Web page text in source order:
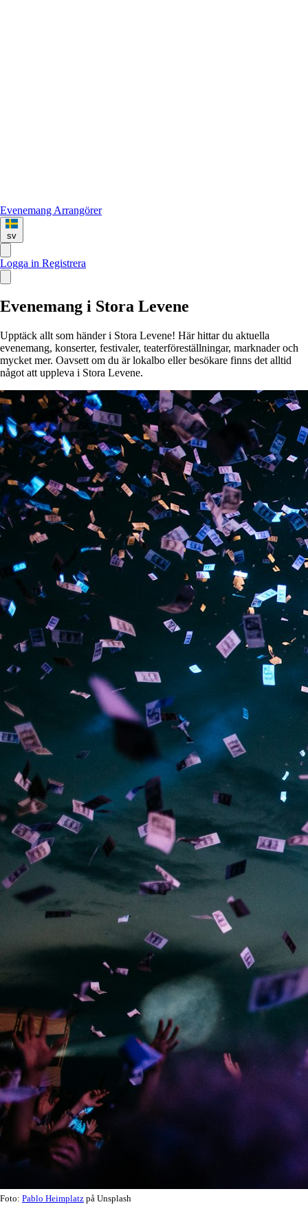
Evenemang Arrangörer
sv
Logga in Registrera
Evenemang i Stora Levene
Upptäck allt som händer i Stora Levene! Här hittar du aktuella
evenemang, konserter, festivaler, teaterföreställningar, marknader och
mycket mer. Oavsett om du är lokalbo eller besökare finns det alltid
något att uppleva i Stora Levene.
Foto: Pablo Heimplatz på Unsplash